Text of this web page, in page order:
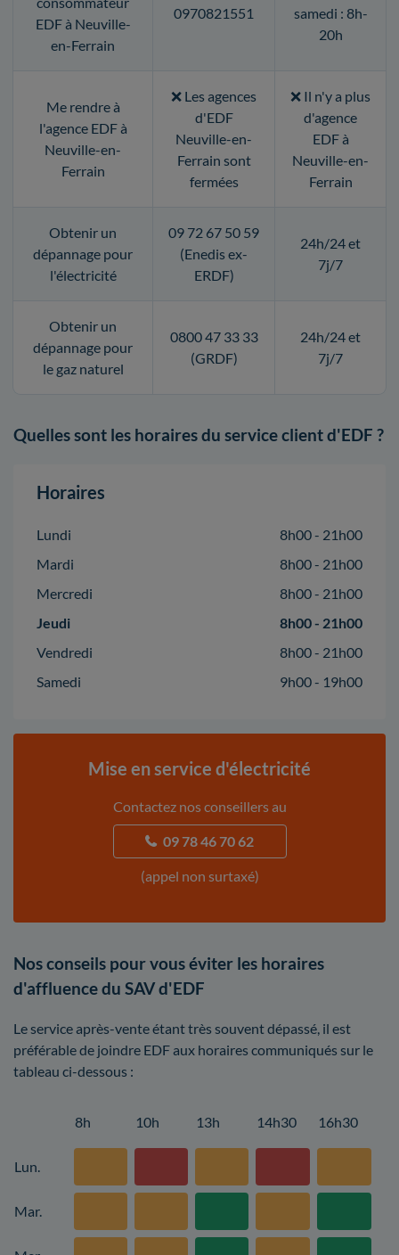
EDF à Neuville-
en-Ferrain
0970821551
samedi : 8h-
20h
Me rendre à
l'agence EDF à
Neuville-en-
Ferrain
❌ Les agences
d'EDF
Neuville-en-
Ferrain sont
fermées
❌ Il n'y a plus
d'agence
EDF à
Neuville-en-
Ferrain
Obtenir un
dépannage pour
l'électricité
09 72 67 50 59
(Enedis ex-
ERDF)
24h/24 et
7j/7
Obtenir un
dépannage pour
le gaz naturel
0800 47 33 33
(GRDF)
24h/24 et
7j/7
Quelles sont les horaires du service client d'EDF ?
Horaires
Lundi
8h00 - 21h00
Mardi
8h00 - 21h00
Mercredi
8h00 - 21h00
Jeudi
8h00 - 21h00
Vendredi
8h00 - 21h00
Samedi
9h00 - 19h00
Mise en service d'électricité
Contactez nos conseillers au
09 78 46 70 62
(appel non surtaxé)
Nos conseils pour vous éviter les horaires
d'affluence du SAV d'EDF
Le service après-vente étant très souvent dépassé, il est
préférable de joindre EDF aux horaires communiqués sur le
tableau ci-dessous :
8h 10h 13h 14h30 16h30
Lun.
Mar.